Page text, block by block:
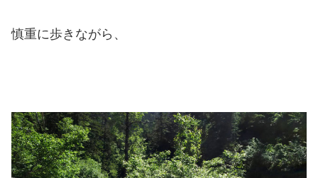
慎重に歩きながら、